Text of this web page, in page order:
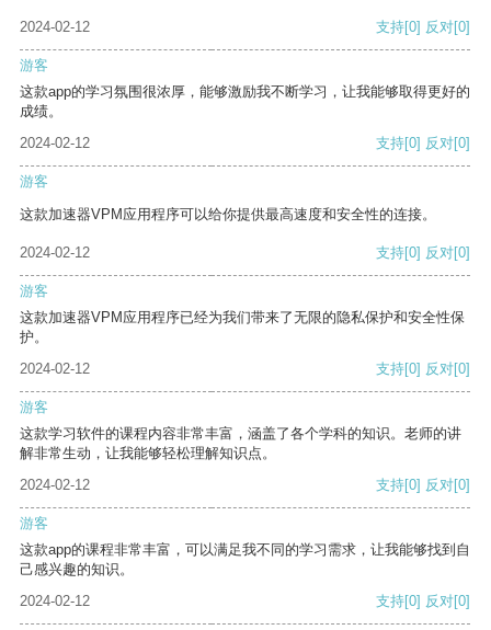
2024-02-12 支持[0] 反对[0]
游客
这款app的学习氛围很浓厚，能够激励我不断学习，让我能够取得更好的
成绩。
2024-02-12
支持[0] 反对[0]
游客
这款加速器VPM应用程序可以给你提供最高速度和安全性的连接。
2024-02-12 支持[0] 反对[0]
游客
这款加速器VPM应用程序已经为我们带来了无限的隐私保护和安全性保
护。
2024-02-12
支持[0] 反对[0]
游客
这款学习软件的课程内容非常丰富，涵盖了各个学科的知识。老师的讲
解非常生动，让我能够轻松理解知识点。
2024-02-12
支持[0] 反对[0]
游客
这款app的课程非常丰富，可以满足我不同的学习需求，让我能够找到自
己感兴趣的知识。
2024-02-12
支持[0] 反对[0]